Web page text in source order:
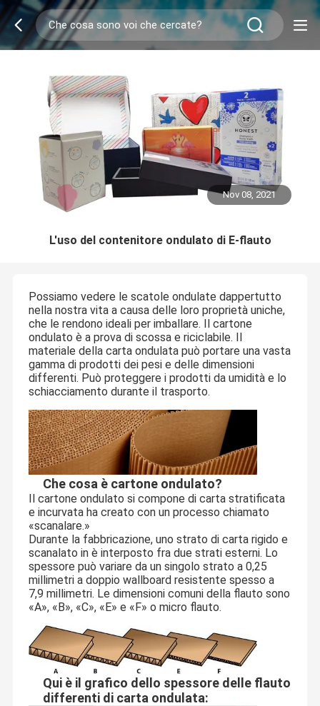
Nov 08, 2021
L'uso del contenitore ondulato di E-flauto
Possiamo vedere le scatole ondulate dappertutto
nella nostra vita a causa delle loro proprietà uniche,
che le rendono ideali per imballare. Il cartone
ondulato è a prova di scossa e riciclabile. Il
materiale della carta ondulata può portare una vasta
gamma di prodotti dei pesi e delle dimensioni
differenti. Può proteggere i prodotti da umidità e lo
schiacciamento durante il trasporto.
Che cosa è cartone ondulato?
Il cartone ondulato si compone di carta stratificata
e incurvata ha creato con un processo chiamato
«scanalare.»
Durante la fabbricazione, uno strato di carta rigido e
scanalato in è interposto fra due strati esterni. Lo
spessore può variare da un singolo strato a 0,25
millimetri a doppio wallboard resistente spesso a
7,9 millimetri. Le dimensioni comuni della flauto sono
«A», «B», «C», «E» e «F» o micro flauto.
Qui è il grafico dello spessore delle flauto
differenti di carta ondulata: